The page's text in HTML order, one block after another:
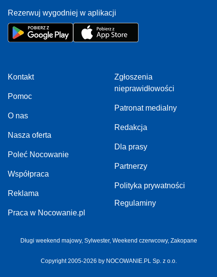
Rezerwuj wygodniej w aplikacji
Kontakt
Pomoc
O nas
Nasza oferta
Poleć Nocowanie
Współpraca
Reklama
Praca w Nocowanie.pl
Zgłoszenia
nieprawidłowości
Patronat medialny
Redakcja
Dla prasy
Partnerzy
Polityka prywatności
Regulaminy
Długi weekend majowy, Sylwester, Weekend czerwcowy, Zakopane
Copyright 2005-2026 by NOCOWANIE.PL Sp. z o.o.